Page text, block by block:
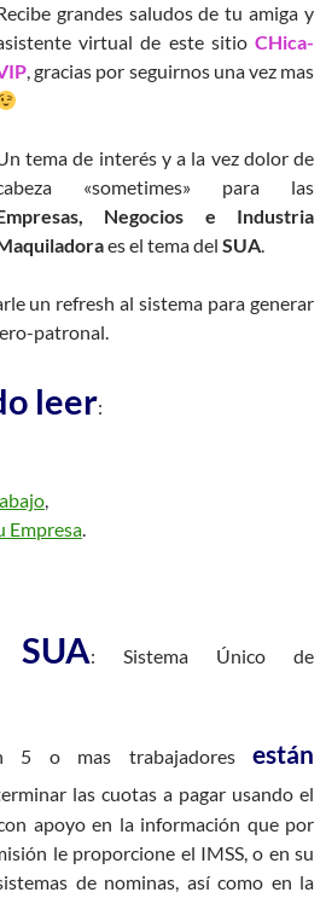
grandes saludos de tu amiga y
virtual de este sitio CHica-
, gracias por seguirnos una vez mas
tema de interés y a la vez dolor de
«sometimes» para las
Negocios e Industria
es el tema del SUA.
un refresh al sistema para generar
patronal.
leer:
,
Empresa.
: Sistema Único de
5 o mas trabajadoresestán
las cuotas a pagar usando el
apoyo en la información que por
le proporcione el IMSS, o en su
de nominas, así como en la